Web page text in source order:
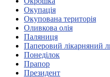
Харківська
Херсонська
Окупація
Окупована територія
Оливкова олія
Паляниця
Паперовий лікарняний
Понеділок
Прапор
Президент